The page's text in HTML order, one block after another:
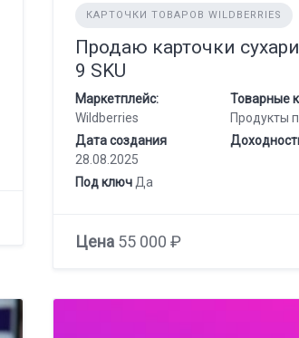
КАРТОЧКИ ТОВАРОВ WILDBERRIES
Продаю карточки
9 SKU
Маркетплейс:
Wildberries
Товарные
Продукты
Дата создания
28.08.2025
Под ключ Да
Цена 55 000 ₽